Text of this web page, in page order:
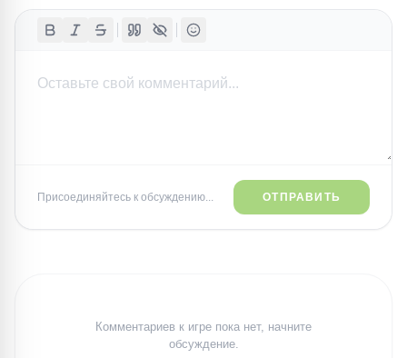
Присоединяйтесь к обсуждению... ОТПРАВИТЬ
Комментариев к игре пока нет, начните
обсуждение.